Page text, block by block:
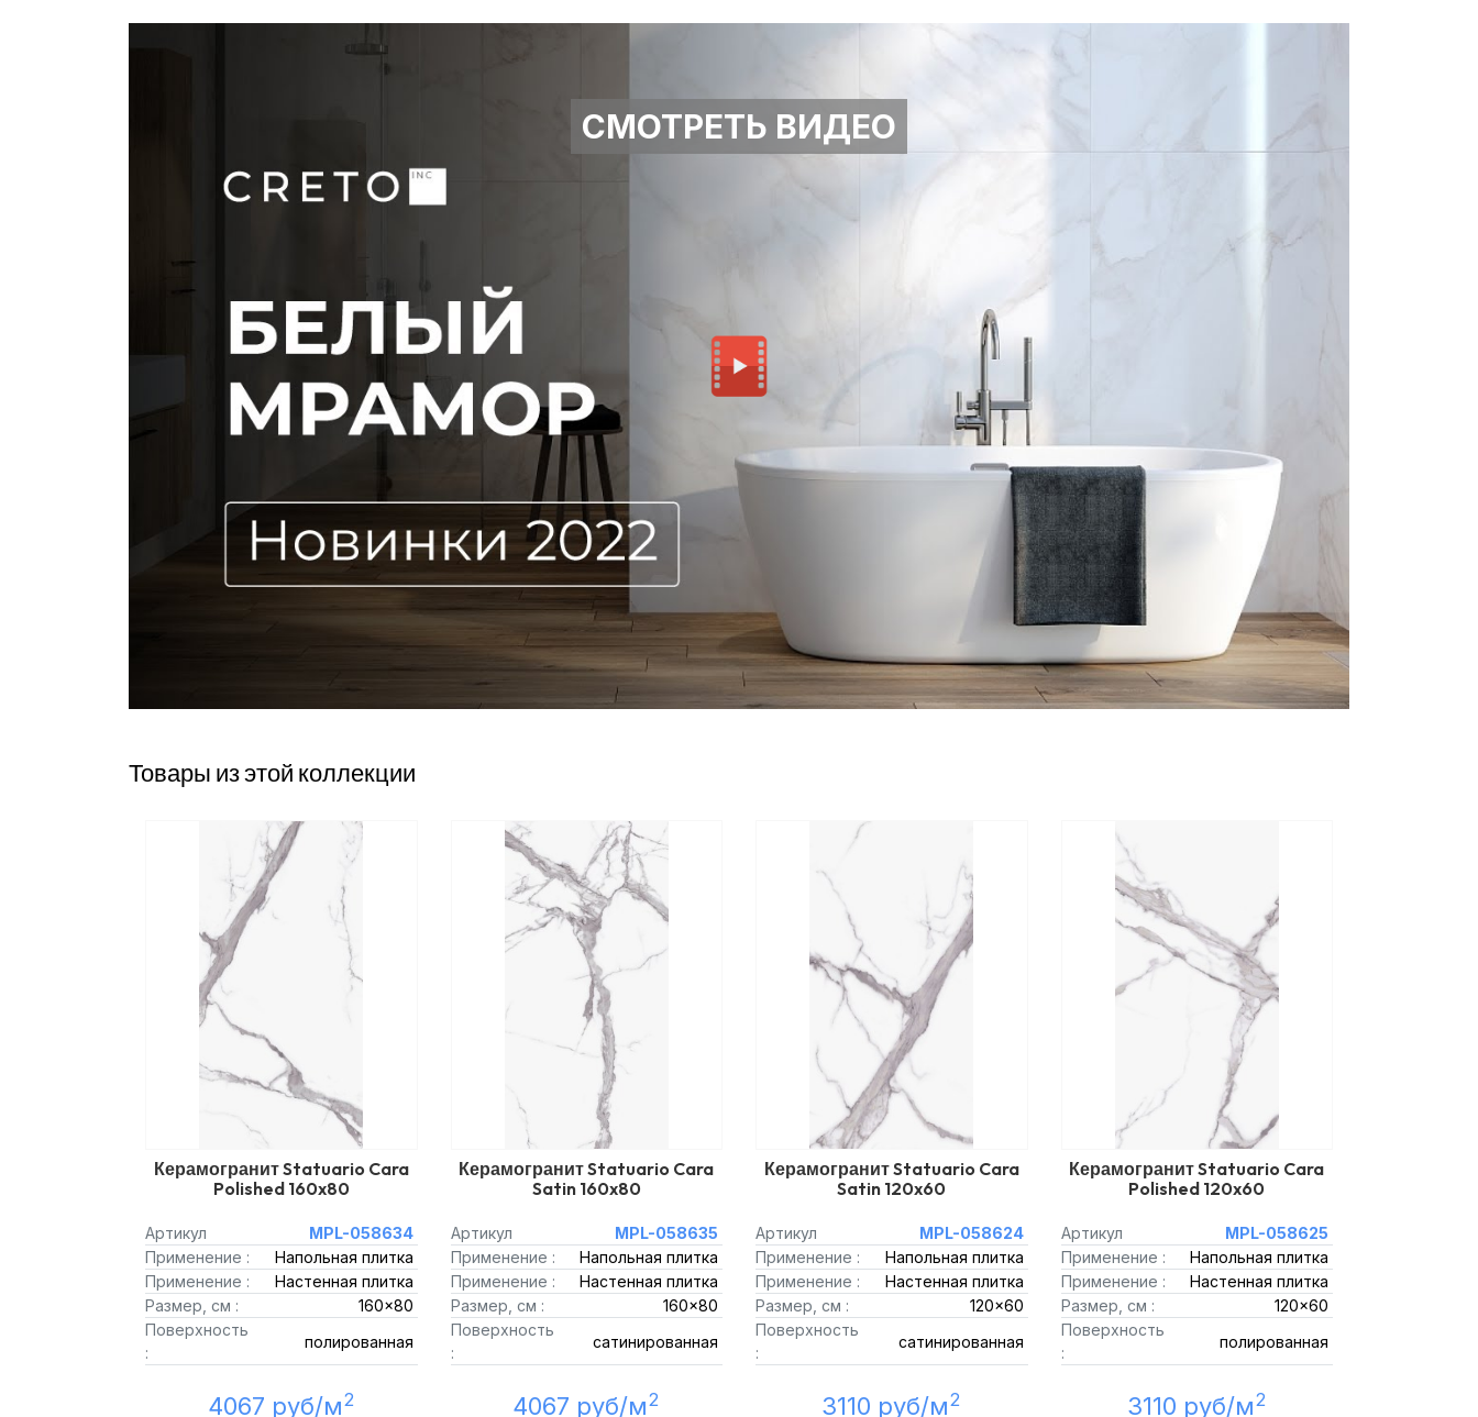
СМОТРЕТЬ ВИДЕО
Товары из этой коллекции
Керамогранит Statuario Cara
Polished 160x80
Артикул
MPL-058634
Применение :
Напольная плитка
Применение :
Настенная плитка
Размер, см :
160x80
Поверхность
:
полированная
4067 руб/м2
Керамогранит Statuario Cara
Satin 160x80
Артикул
MPL-058635
Применение :
Напольная плитка
Применение :
Настенная плитка
Размер, см :
160x80
Поверхность
:
сатинированная
4067 руб/м2
Керамогранит Statuario Cara
Satin 120x60
Артикул
MPL-058624
Применение :
Напольная плитка
Применение :
Настенная плитка
Размер, см :
120x60
Поверхность
:
сатинированная
3110 руб/м2
Керамогранит Statuario Cara
Polished 120x60
Артикул
MPL-058625
Применение :
Напольная плитка
Применение :
Настенная плитка
Размер, см :
120x60
Поверхность
:
полированная
3110 руб/м2